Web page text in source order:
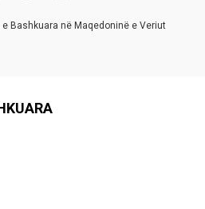
Bashkuara në Maqedoninë e Veriut